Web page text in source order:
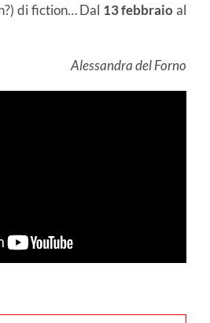
di fiction… Dal 13 febbraio al
Alessandra del Forno